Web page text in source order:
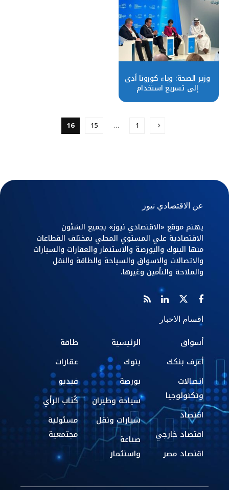
وزير الصحة: وباء كورونا أدى
إلى تسريع استخدام
التكنولوجيا في عدة مجالات
1
…
15
16
عن الاقتصادي نيوز
يهتم موقع «الاقتصادي نيوز» بجميع الشئون
الاقتصادية علي المستوي المحلي بمختلف القطاعات
منها البنوك والبورصة والاستثمار والعقارات والسيارات
والاتصالات والاسواق والسياحة والطاقة والنقل
والملاحة والتأمين وغيرها.
اقسام الاخبار
أسواق
أعرف بنكك
اتصالات
وتكنولوجيا
اقتصاد
اقتصاد خارجي
اقتصاد مصر
الرئيسية
بنوك
بورصة
سياحة وطيران
سيارات ونقل
صناعة
واستثمار
طاقة
عقارات
فيديو
كُتاب الرأي
مسئولية
مجتمعية